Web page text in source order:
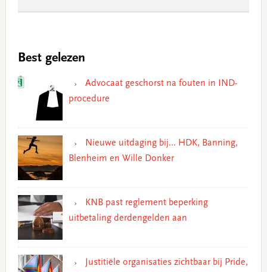
Best gelezen
Advocaat geschorst na fouten in IND-
procedure
Nieuwe uitdaging bij… HDK, Banning,
Blenheim en Wille Donker
KNB past reglement beperking
uitbetaling derdengelden aan
Justitiële organisaties zichtbaar bij Pride,